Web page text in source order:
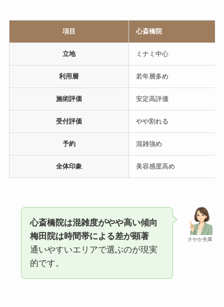
項目 心斎橋院
立地 ミナミ中心
利用層 若年層多め
施術評価 安定高評価
受付評価 やや割れる
予約 混雑強め
全体印象 美容感度高め
さやか先輩
心斎橋院は混雑度がやや高い傾向
梅田院は時間帯による差が顕著
通いやすいエリアで選ぶのが現実
的です。